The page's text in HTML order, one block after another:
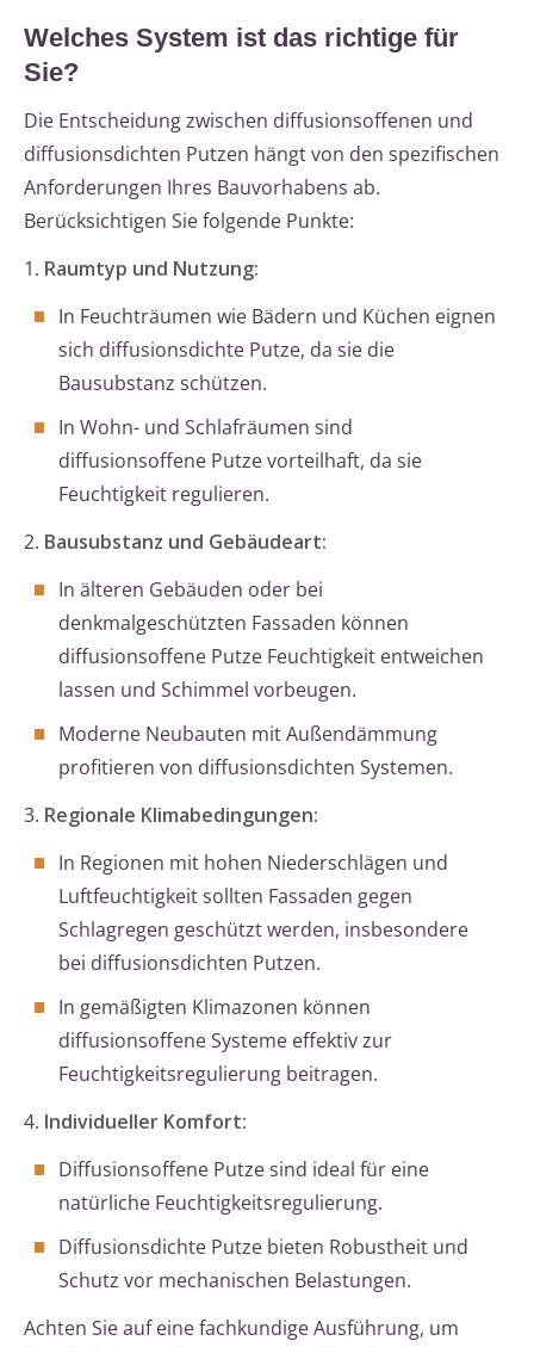
Welches System ist das richtige für
Sie?
Die Entscheidung zwischen diffusionsoffenen und
diffusionsdichten Putzen hängt von den spezifischen
Anforderungen Ihres Bauvorhabens ab.
Berücksichtigen Sie folgende Punkte:
1. Raumtyp und Nutzung:
In Feuchträumen wie Bädern und Küchen eignen
sich diffusionsdichte Putze, da sie die
Bausubstanz schützen.
In Wohn- und Schlafräumen sind
diffusionsoffene Putze vorteilhaft, da sie
Feuchtigkeit regulieren.
2. Bausubstanz und Gebäudeart:
In älteren Gebäuden oder bei
denkmalgeschützten Fassaden können
diffusionsoffene Putze Feuchtigkeit entweichen
lassen und Schimmel vorbeugen.
Moderne Neubauten mit Außendämmung
profitieren von diffusionsdichten Systemen.
3. Regionale Klimabedingungen:
In Regionen mit hohen Niederschlägen und
Luftfeuchtigkeit sollten Fassaden gegen
Schlagregen geschützt werden, insbesondere
bei diffusionsdichten Putzen.
In gemäßigten Klimazonen können
diffusionsoffene Systeme effektiv zur
Feuchtigkeitsregulierung beitragen.
4. Individueller Komfort:
Diffusionsoffene Putze sind ideal für eine
natürliche Feuchtigkeitsregulierung.
Diffusionsdichte Putze bieten Robustheit und
Schutz vor mechanischen Belastungen.
Achten Sie auf eine fachkundige Ausführung, um